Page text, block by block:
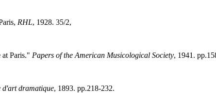
RHL, 1928. 35/2,
Paris." Papers of the American Musicological Society, 1941.
d'art dramatique, 1893. pp.218-232.